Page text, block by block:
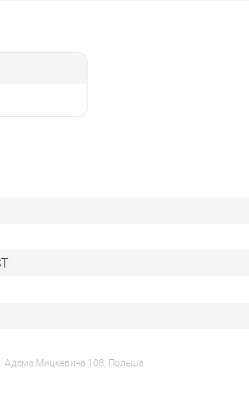
Адама Мицкевича 108, Польша